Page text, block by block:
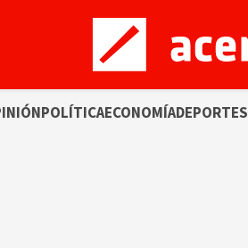
POLÍTICAECONOMÍADEPORTES